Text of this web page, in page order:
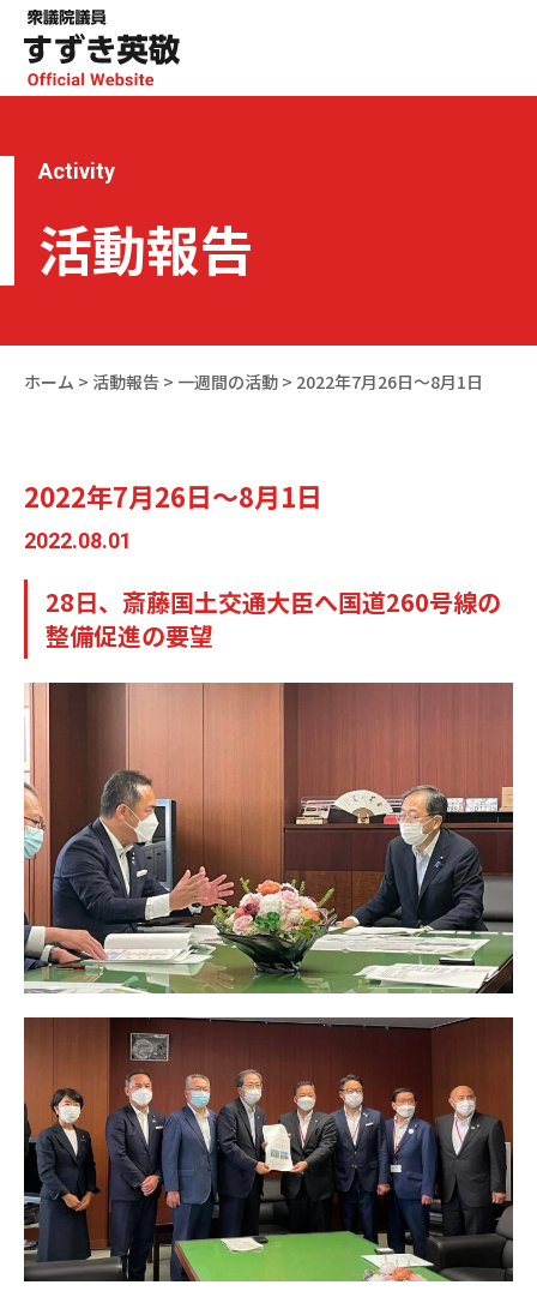
Activity
活動報告
ホーム > 活動報告 > 一週間の活動 > 2022年7月26日～8月1日
2022年7月26日～8月1日
2022.08.01
28日、斎藤国土交通大臣へ国道260号線の
整備促進の要望